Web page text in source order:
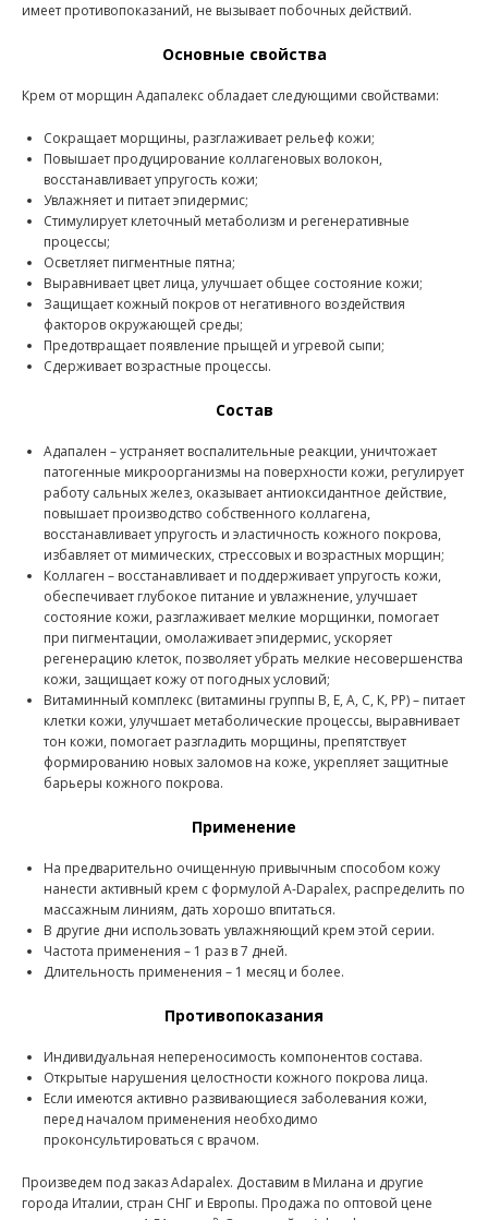
имеет противопоказаний, не вызывает побочных действий.
Основные свойства
Крем от морщин Адапалекс обладает следующими свойствами:
Сокращает морщины, разглаживает рельеф кожи;
Повышает продуцирование коллагеновых волокон,
восстанавливает упругость кожи;
Увлажняет и питает эпидермис;
Стимулирует клеточный метаболизм и регенеративные
процессы;
Осветляет пигментные пятна;
Выравнивает цвет лица, улучшает общее состояние кожи;
Защищает кожный покров от негативного воздействия
факторов окружающей среды;
Предотвращает появление прыщей и угревой сыпи;
Сдерживает возрастные процессы.
Состав
Адапален – устраняет воспалительные реакции, уничтожает
патогенные микроорганизмы на поверхности кожи, регулирует
работу сальных желез, оказывает антиоксидантное действие,
повышает производство собственного коллагена,
восстанавливает упругость и эластичность кожного покрова,
избавляет от мимических, стрессовых и возрастных морщин;
Коллаген – восстанавливает и поддерживает упругость кожи,
обеспечивает глубокое питание и увлажнение, улучшает
состояние кожи, разглаживает мелкие морщинки, помогает
при пигментации, омолаживает эпидермис, ускоряет
регенерацию клеток, позволяет убрать мелкие несовершенства
кожи, защищает кожу от погодных условий;
Витаминный комплекс (витамины группы В, Е, А, С, К, РР) – питает
клетки кожи, улучшает метаболические процессы, выравнивает
тон кожи, помогает разгладить морщины, препятствует
формированию новых заломов на коже, укрепляет защитные
барьеры кожного покрова.
Применение
На предварительно очищенную привычным способом кожу
нанести активный крем с формулой A-Dapalex, распределить по
массажным линиям, дать хорошо впитаться.
В другие дни использовать увлажняющий крем этой серии.
Частота применения – 1 раз в 7 дней.
Длительность применения – 1 месяц и более.
Противопоказания
Индивидуальная непереносимость компонентов состава.
Открытые нарушения целостности кожного покрова лица.
Если имеются активно развивающиеся заболевания кожи,
перед началом применения необходимо
проконсультироваться с врачом.
Произведем под заказ Adapalex. Доставим в Милана и другие
города Италии, стран СНГ и Европы. Продажа по оптовой цене